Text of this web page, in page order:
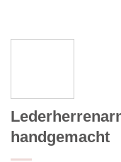
handgemacht